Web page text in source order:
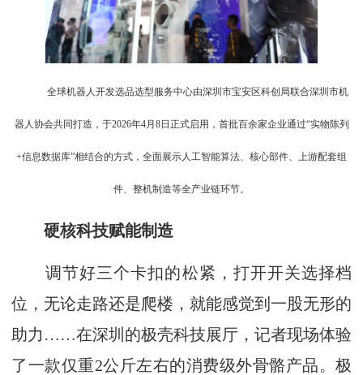
全球机器人开发选品选型服务中心由深圳市宝安区科创局联合深圳市机
器人协会共同打造，于2026年4月8日正式启用，首批百余家企业通过“实物陈列
+信息数据库”相结合的方式，全面展示人工智能算法、核心部件、上游配套组
件、整机制造等全产业链环节。
硬核科技赋能制造
调节好三个卡扣的松紧，打开开关选择档
位，无论走路还是爬楼，就能感觉到一股无形的
助力……在深圳的极壳科技展厅，记者现场体验
了一款仅重2公斤左右的消费级外骨骼产品。极